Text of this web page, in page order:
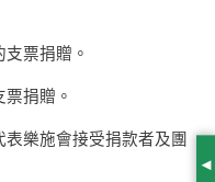
票捐贈。
捐贈。
樂施會接受捐款者及團